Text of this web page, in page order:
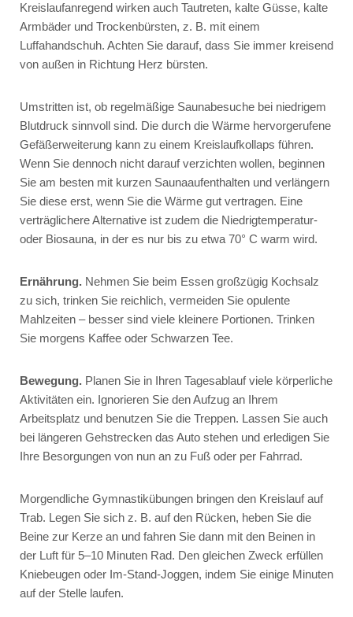
Kreislaufanregend wirken auch Tautreten, kalte Güsse, kalte
Armbäder und Trockenbürsten, z. B. mit einem
Luffahandschuh. Achten Sie darauf, dass Sie immer kreisend
von außen in Richtung Herz bürsten.
Umstritten ist, ob regelmäßige Saunabesuche bei niedrigem
Blutdruck sinnvoll sind. Die durch die Wärme hervorgerufene
Gefäßerweiterung kann zu einem Kreislaufkollaps führen.
Wenn Sie dennoch nicht darauf verzichten wollen, beginnen
Sie am besten mit kurzen Saunaaufenthalten und verlängern
Sie diese erst, wenn Sie die Wärme gut vertragen. Eine
verträglichere Alternative ist zudem die Niedrigtemperatur-
oder Biosauna, in der es nur bis zu etwa 70° C warm wird.
Ernährung. Nehmen Sie beim Essen großzügig Kochsalz
zu sich, trinken Sie reichlich, vermeiden Sie opulente
Mahlzeiten – besser sind viele kleinere Portionen. Trinken
Sie morgens Kaffee oder Schwarzen Tee.
Bewegung. Planen Sie in Ihren Tagesablauf viele körperliche
Aktivitäten ein. Ignorieren Sie den Aufzug an Ihrem
Arbeitsplatz und benutzen Sie die Treppen. Lassen Sie auch
bei längeren Gehstrecken das Auto stehen und erledigen Sie
Ihre Besorgungen von nun an zu Fuß oder per Fahrrad.
Morgendliche Gymnastikübungen bringen den Kreislauf auf
Trab. Legen Sie sich z. B. auf den Rücken, heben Sie die
Beine zur Kerze an und fahren Sie dann mit den Beinen in
der Luft für 5–10 Minuten Rad. Den gleichen Zweck erfüllen
Kniebeugen oder Im-Stand-Joggen, indem Sie einige Minuten
auf der Stelle laufen.